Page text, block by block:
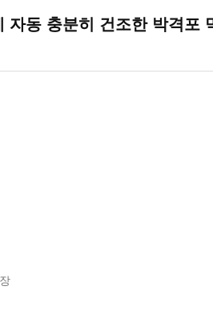
자동 충분히 건조한 박격포